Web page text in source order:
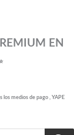
EN
medios de pago , YAPE